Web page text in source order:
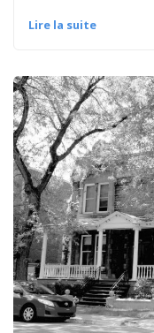
Lire la suite